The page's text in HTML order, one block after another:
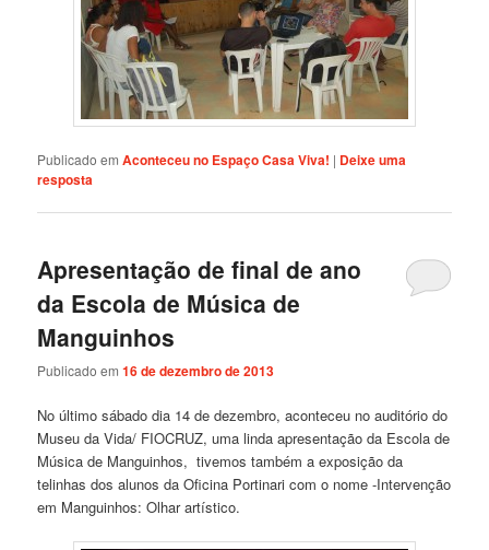
Publicado em Aconteceu no Espaço Casa Viva! | Deixe uma
resposta
Apresentação de final de ano
da Escola de Música de
Manguinhos
Publicado em16 de dezembro de 2013
No último sábado dia 14 de dezembro, aconteceu no auditório do
Museu da Vida/ FIOCRUZ, uma linda apresentação da Escola de
Música de Manguinhos, tivemos também a exposição da
telinhas dos alunos da Oficina Portinari com o nome -Intervenção
em Manguinhos: Olhar artístico.